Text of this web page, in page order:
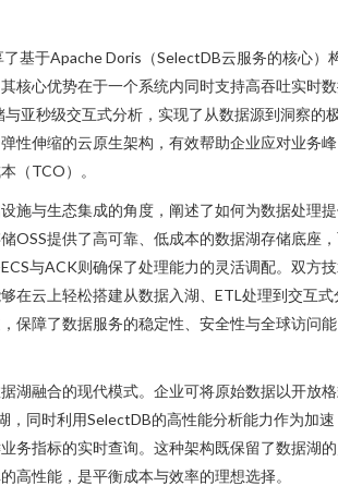
基于Apache Doris（SelectDB云服务的核心）
核心优势在于一个系统内同时支持高吞吐实时
亚秒级交互式分析，实现了从数据源到洞察的
性伸缩的云原生架构，有效帮助企业应对业务峰
（TCO）。
施与生态集成的角度，阐述了如何为数据处理
OSS提供了高可靠、低成本的数据湖存储底座
与ACK则确保了处理能力的灵活调配。双方
在云上轻松搭建从数据入湖、ETL处理到交互式
保障了数据服务的稳定性、安全性与全球访问能
湖融合的现代模式。企业可将原始数据以开放
，同时利用SelectDB的高性能分析能力作为加速
务指标的实时查询。这种架构既保留了数据湖
高性能，是平衡成本与效率的理想选择。